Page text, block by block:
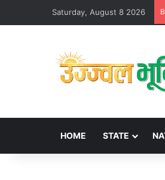
Saturday, August 8 2026
HOME STATE